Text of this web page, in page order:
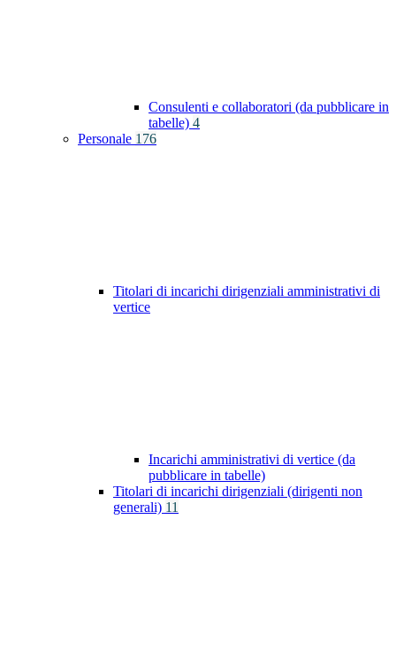
Consulenti e collaboratori (da pubblicare in
tabelle) 4
Personale 176
Titolari di incarichi dirigenziali amministrativi di
vertice
Incarichi amministrativi di vertice (da
pubblicare in tabelle)
Titolari di incarichi dirigenziali (dirigenti non
generali) 11